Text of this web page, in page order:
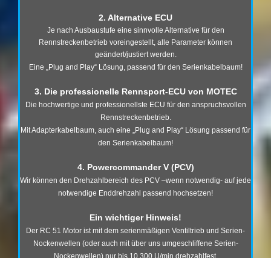
2. Alternative ECU
Je nach Ausbaustufe eine sinnvolle Alternative für den
Rennstreckenbetrieb voreingestellt, alle Parameter können
geändert/justiert werden.
Eine „Plug and Play“ Lösung, passend für den Serienkabelbaum!
3. Die professionelle Rennsport-ECU von MOTEC
Die hochwertige und professionellste ECU für den anspruchsvollen
Rennstreckenbetrieb.
Mit Adapterkabelbaum, auch eine „Plug and Play“ Lösung passend für
den Serienkabelbaum!
4. Powercommander V (PCV)
Wir können den Drehzahlbereich des PCV –wenn notwendig- auf jede
notwendige Enddrehzahl passend hochsetzen!
Ein wichtiger Hinweis!
Der RC 51 Motor ist mit dem serienmäßigen Ventiltrieb und Serien-
Nockenwellen (oder auch mit über uns umgeschliffene Serien-
Nockenwellen) nur bis 10.300 U/min drehzahlfest.